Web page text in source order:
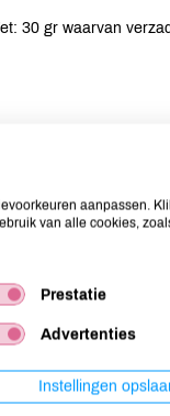
30 gr waarvan
aanpassen.
van alle cookies,
Prestatie
Advertenties
Instellingen